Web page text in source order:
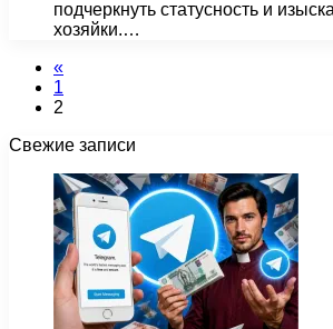
подчеркнуть статусность и
хозяйки.…
«
1
2
Свежие записи